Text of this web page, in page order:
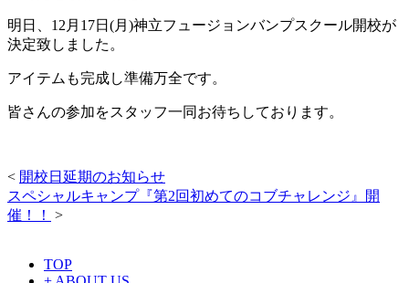
明日、12月17日(月)神立フュージョンバンプスクール開校が
決定致しました。
アイテムも完成し準備万全です。
皆さんの参加をスタッフ一同お待ちしております。
< 開校日延期のお知らせ
スペシャルキャンプ『第2回初めてのコブチャレンジ』開
催！！
>
TOP